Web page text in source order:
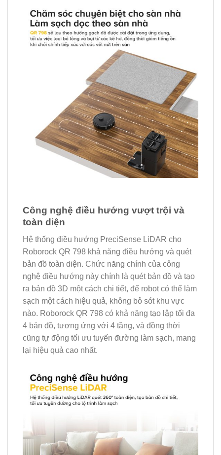
Công nghệ điều hướng vượt trội và
toàn diện
Hệ thống điều hướng PreciSense LiDAR cho
Roborock QR 798 khả năng điều hướng và quét
bản đồ toàn diện. Chức năng chính của công
nghệ điều hướng này chính là quét bản đồ và tạo
ra bản đồ 3D một cách chi tiết, để robot có thể làm
sạch một cách hiệu quả, không bỏ sót khu vực
nào. Roborock QR 798 có khả năng tạo lập tối đa
4 bản đồ, tương ứng với 4 tầng, và đồng thời
cũng tự động tối ưu tuyến đường làm sạch, mang
lại hiệu quả cao nhất.